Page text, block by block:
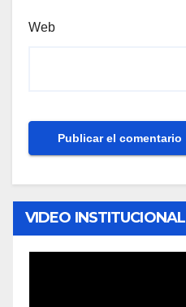
Web
VIDEO INSTITUCIONAL